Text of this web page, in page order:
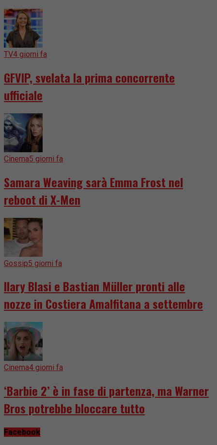
TV4 giorni fa
GFVIP, svelata la prima concorrente
ufficiale
Cinema5 giorni fa
Samara Weaving sarà Emma Frost nel
reboot di X-Men
Gossip5 giorni fa
Ilary Blasi e Bastian Müller pronti alle
nozze in Costiera Amalfitana a settembre
Cinema4 giorni fa
‘Barbie 2’ è in fase di partenza, ma Warner
Bros potrebbe bloccare tutto
Facebook